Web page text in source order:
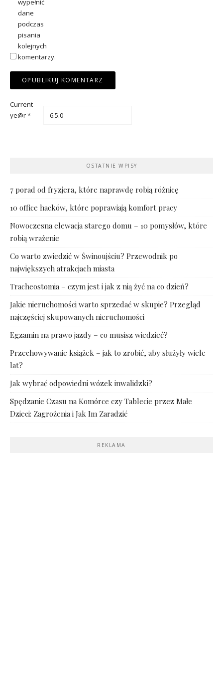
dane
podczas
pisania
kolejnych
komentarzy.
Current
ye@r*
OSTATNIE WPISY
7 porad od fryzjera, które naprawdę robią różnicę
10 office hacków, które poprawiają komfort pracy
Nowoczesna elewacja starego domu – 10 pomysłów, które
robią wrażenie
Co warto zwiedzić w Świnoujściu? Przewodnik po
największych atrakcjach miasta
Tracheostomia – czym jest i jak z nią żyć na co dzień?
Jakie nieruchomości warto sprzedać w skupie? Przegląd
najczęściej skupowanych nieruchomości
Egzamin na prawo jazdy – co musisz wiedzieć?
Przechowywanie książek – jak to zrobić, aby służyły wiele
lat?
Jak wybrać odpowiedni wózek inwalidzki?
Spędzanie Czasu na Komórce czy Tablecie przez Małe
Dzieci: Zagrożenia i Jak Im Zaradzić
REKLAMA